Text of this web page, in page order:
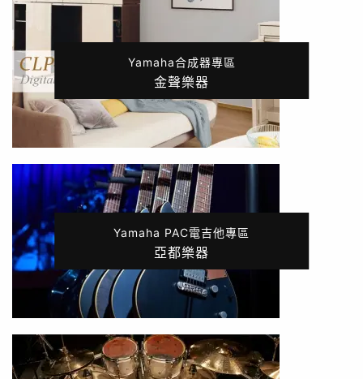
Yamaha合成器專區
金聲樂器
Yamaha PAC電吉他專區
亞都樂器